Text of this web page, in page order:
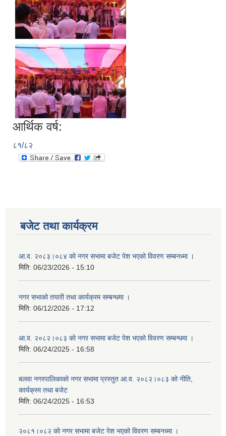
आर्थिक वर्ष:
८१/८२
बजेट तथा कार्यक्रम
आ.व. २०८३।०८४ को नगर सभामा बजेट पेश भएको विवरण सम्बनध्मा ।
मिति: 06/23/2026 - 15:10
नगर सभाको तयारी तथा कार्यक्रम सम्बन्धमा ।
मिति: 06/12/2026 - 17:12
आ.व. २०८२।०८३ को नगर सभामा बजेट पेश भएको विवरण सम्बन्धमा ।
मिति: 06/24/2025 - 16:58
बलवा नगरपालिकाको नगर सभामा प्रस्तुत आ.व. २०८२।०८३ को नीति,
कार्यक्रम तथा बजेट
मिति: 06/24/2025 - 16:53
२०८१।०८२ को नगर सभामा बजेट पेश भएको विवरण सम्बनध्मा ।